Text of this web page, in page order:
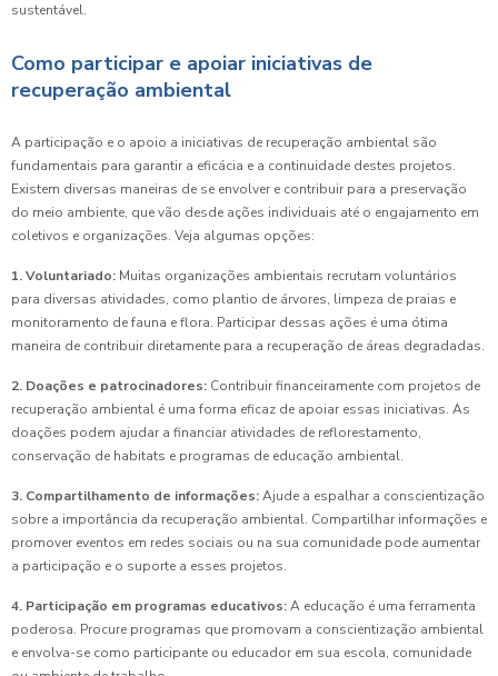
sustentável.
Como participar e apoiar iniciativas de
recuperação ambiental
A participação e o apoio a iniciativas de recuperação ambiental são
fundamentais para garantir a eficácia e a continuidade destes projetos.
Existem diversas maneiras de se envolver e contribuir para a preservação
do meio ambiente, que vão desde ações individuais até o engajamento em
coletivos e organizações. Veja algumas opções:
1. Voluntariado: Muitas organizações ambientais recrutam voluntários
para diversas atividades, como plantio de árvores, limpeza de praias e
monitoramento de fauna e flora. Participar dessas ações é uma ótima
maneira de contribuir diretamente para a recuperação de áreas degradadas.
2. Doações e patrocinadores: Contribuir financeiramente com projetos de
recuperação ambiental é uma forma eficaz de apoiar essas iniciativas. As
doações podem ajudar a financiar atividades de reflorestamento,
conservação de habitats e programas de educação ambiental.
3. Compartilhamento de informações:Ajude a espalhar a conscientização
sobre a importância da recuperação ambiental. Compartilhar informações e
promover eventos em redes sociais ou na sua comunidade pode aumentar
a participação e o suporte a esses projetos.
4. Participação em programas educativos:A educação é uma ferramenta
poderosa. Procure programas que promovam a conscientização ambiental
e envolva-se como participante ou educador em sua escola, comunidade